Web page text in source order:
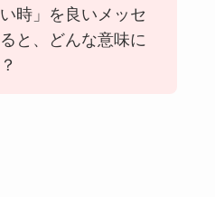
い時」を良いメッセ
と、どんな意味に